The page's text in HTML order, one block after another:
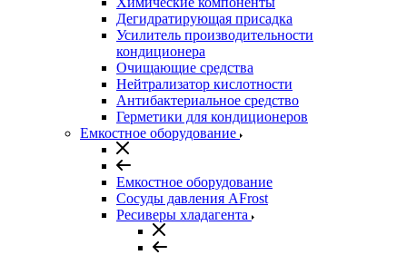
Дегидратирующая присадка
Усилитель производительности
кондиционера
Очищающие средства
Нейтрализатор кислотности
Антибактериальное средство
Герметики для кондиционеров
Емкостное оборудование
Емкостное оборудование
Сосуды давления AFrost
Ресиверы хладагента